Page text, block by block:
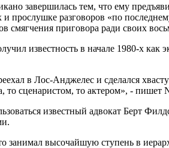
завершилась тем, что ему
прослушке разговоров «по
смягчения приговора ради своих
известность в начале 1980-х
в Лос-Анджелес и сделался
то сценаристом, то актером», - пишет
известный адвокат Берт
занимал высочайшую ступень в